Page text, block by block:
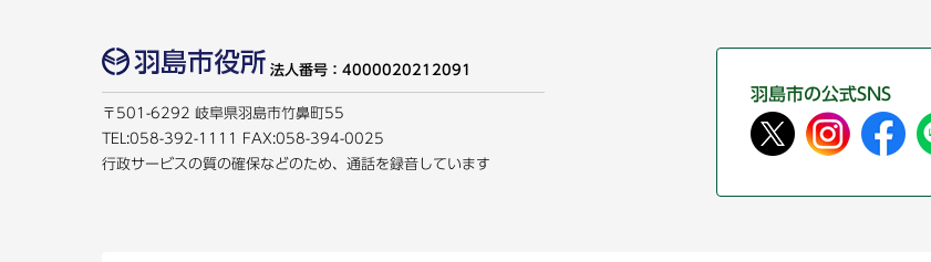
法人番号：4000020212091
〒501-6292 岐阜県羽島市竹鼻町55
TEL:058-392-1111
FAX:058-394-0025
行政サービスの質の確保などのため、通話を録音しています
羽島市の公式SNS